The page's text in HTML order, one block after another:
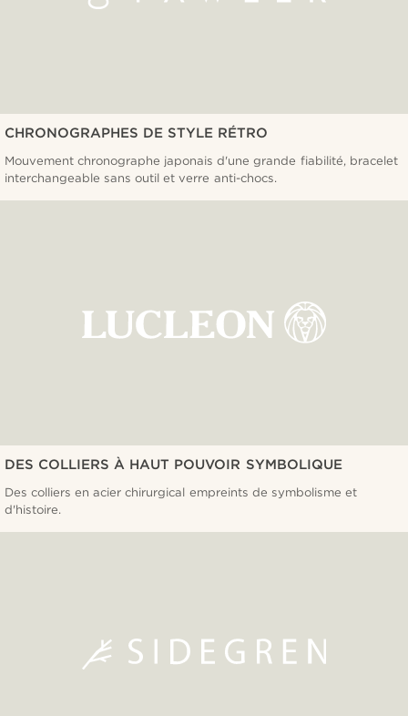
CHRONOGRAPHES DE STYLE RÉTRO
Mouvement chronographe japonais d'une grande fiabilité, bracelet
interchangeable sans outil et verre anti-chocs.
DES COLLIERS À HAUT POUVOIR SYMBOLIQUE
Des colliers en acier chirurgical empreints de symbolisme et
d'histoire.